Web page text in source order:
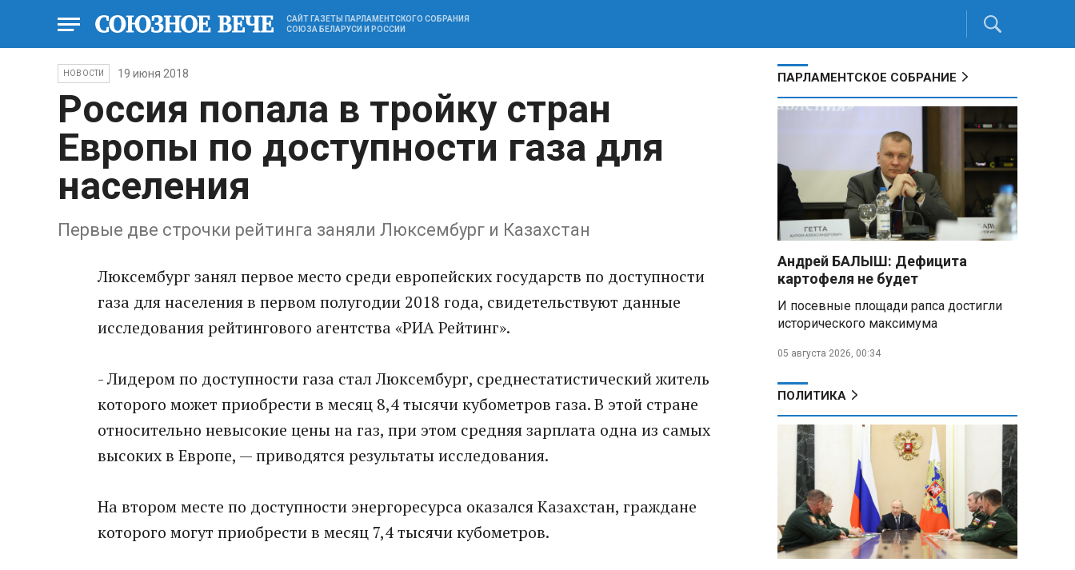
САЙТ ГАЗЕТЫ ПАРЛАМЕНТСКОГО СОБРАНИЯ
СОЮЗА БЕЛАРУСИ И РОССИИ
НОВОСТИ 19 июня 2018
Россия попала в тройку стран
Европы по доступности газа для
населения
Первые две строчки рейтинга заняли Люксембург и Казахстан
Люксембург занял первое место среди европейских государств по доступности
газа для населения в первом полугодии 2018 года, свидетельствуют данные
исследования рейтингового агентства «РИА Рейтинг».
- Лидером по доступности газа стал Люксембург, среднестатистический житель
которого может приобрести в месяц 8,4 тысячи кубометров газа. В этой стране
относительно невысокие цены на газ, при этом средняя зарплата одна из самых
высоких в Европе, — приводятся результаты исследования.
На втором месте по доступности энергоресурса оказался Казахстан, граждане
которого могут приобрести в месяц 7,4 тысячи кубометров.
ПАРЛАМЕНТСКОЕ СОБРАНИЕ
Андрей БАЛЫШ: Дефицита
картофеля не будет
И посевные площади рапса достигли
исторического максимума
05 августа 2026, 00:34
ПОЛИТИКА